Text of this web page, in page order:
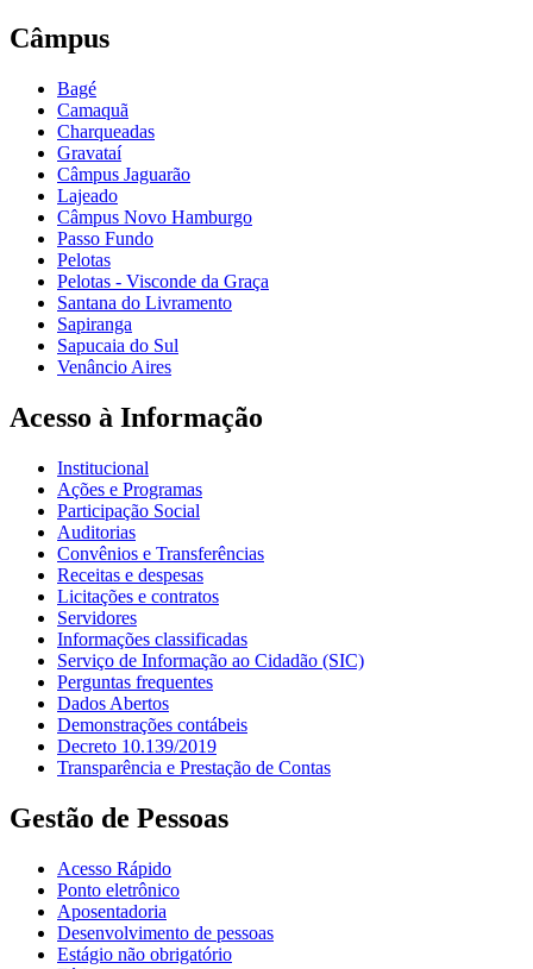
Câmpus
Bagé
Camaquã
Charqueadas
Gravataí
Câmpus Jaguarão
Lajeado
Câmpus Novo Hamburgo
Passo Fundo
Pelotas
Pelotas - Visconde da Graça
Santana do Livramento
Sapiranga
Sapucaia do Sul
Venâncio Aires
Acesso à Informação
Institucional
Ações e Programas
Participação Social
Auditorias
Convênios e Transferências
Receitas e despesas
Licitações e contratos
Servidores
Informações classificadas
Serviço de Informação ao Cidadão (SIC)
Perguntas frequentes
Dados Abertos
Demonstrações contábeis
Decreto 10.139/2019
Transparência e Prestação de Contas
Gestão de Pessoas
Acesso Rápido
Ponto eletrônico
Aposentadoria
Desenvolvimento de pessoas
Estágio não obrigatório